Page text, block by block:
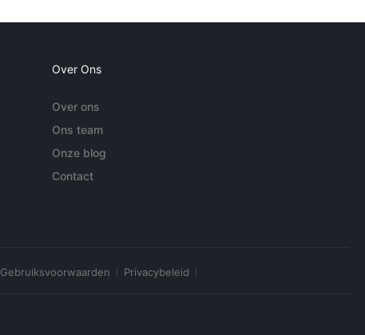
Over Ons
Over ons
Ons team
Onze blog
Contact
Gebruiksvoorwaarden Privacybeleid